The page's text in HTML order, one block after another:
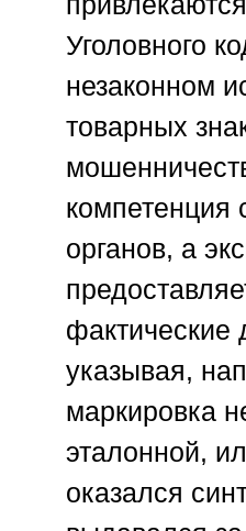
Уголовного
незаконном
товарных
компетенция
органов, а
фактические
указывая,
маркировка
эталонной,
оказался